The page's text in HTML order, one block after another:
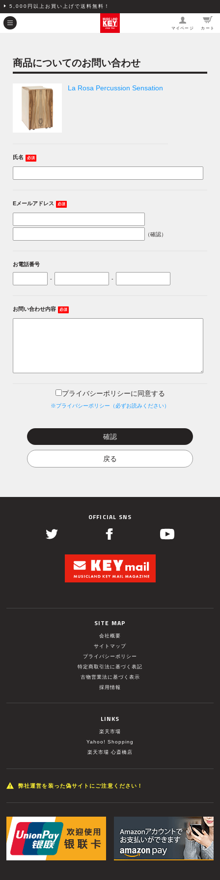
5,000円以上お買い上げで送料無料！
マイページ カート
商品についてのお問い合わせ
La Rosa Percussion Sensation
氏名 必須
Eメールアドレス 必須
（確認）
お電話番号
- -
お問い合わせ内容 必須
プライバシーポリシーに同意する
※プライバシーポリシー（必ずお読みください）
OFFICIAL SNS
SITE MAP
会社概要
サイトマップ
プライバシーポリシー
特定商取引法に基づく表記
古物営業法に基づく表示
採用情報
LINKS
楽天市場
Yahoo! Shopping
楽天市場 心斎橋店
弊社運営を装った偽サイトにご注意ください！